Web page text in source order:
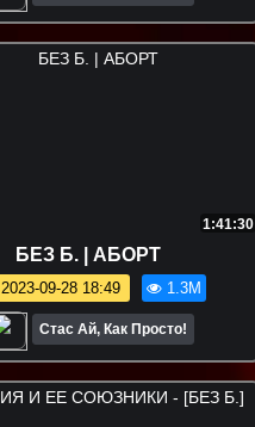
1:41:30
БЕЗ Б. | АБОРТ
2023-09-28 18:49 1.3M
Стас Ай, Как Просто!